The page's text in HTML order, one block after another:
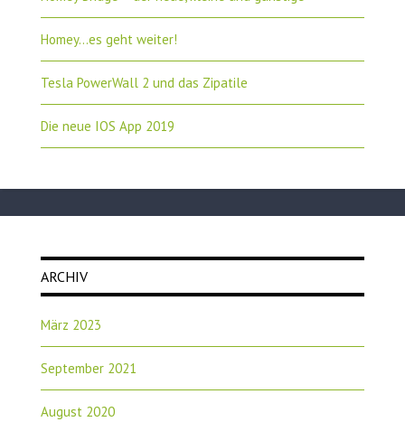
Homey…es geht weiter!
Tesla PowerWall 2 und das Zipatile
Die neue IOS App 2019
ARCHIV
März 2023
September 2021
August 2020